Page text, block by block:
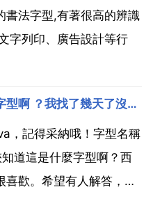
書法字型,有著很高的辨識
字列印、廣告設計等行
請問有沒有人知道這是什麼字型啊 ？我找了幾天了沒找到很重要
，記得采納哦！字型名稱
道這是什麼字型啊？西
歡。希望有人解答，我